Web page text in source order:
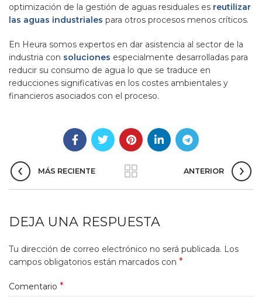
optimización de la gestión de aguas residuales es reutilizar
las aguas industriales para otros procesos menos críticos.
En Heura somos expertos en dar asistencia al sector de la
industria con soluciones especialmente desarrolladas para
reducir su consumo de agua lo que se traduce en
reducciones significativas en los costes ambientales y
financieros asociados con el proceso.
MÁS RECIENTE ANTERIOR
DEJA UNA RESPUESTA
Tu dirección de correo electrónico no será publicada. Los
campos obligatorios están marcados con *
Comentario *